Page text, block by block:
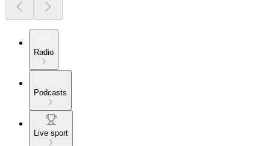
Radio
Podcasts
Live sport